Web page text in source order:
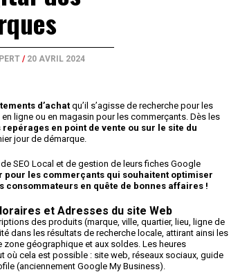
/ 20 AVRIL 2024
d’achat qu’il s’agisse de recherche pour les
ligne ou en magasin pour les commerçants. Dès les
en point de vente ou sur le site du
jour de démarque.
SEO Local et de gestion de leurs fiches Google
pour les commerçants qui souhaitent optimiser
consommateurs en quête de bonnes affaires !
et Adresses du site Web
des produits (marque, ville, quartier, lieu, ligne de
dans les résultats de recherche locale, attirant ainsi les
géographique et aux soldes. Les heures
où cela est possible : site web, réseaux sociaux, guide
(anciennement Google My Business).